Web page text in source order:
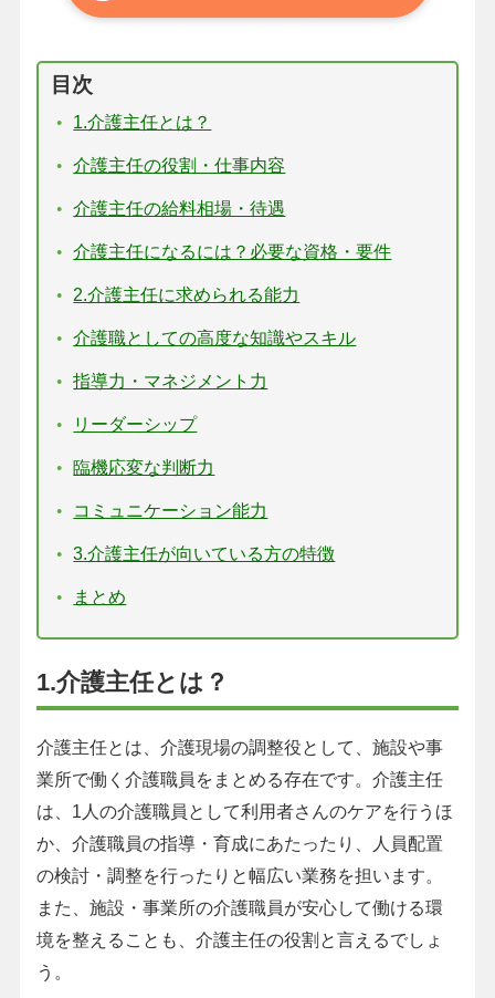
目次
1.介護主任とは？
介護主任の役割・仕事内容
介護主任の給料相場・待遇
介護主任になるには？必要な資格・要件
2.介護主任に求められる能力
介護職としての高度な知識やスキル
指導力・マネジメント力
リーダーシップ
臨機応変な判断力
コミュニケーション能力
3.介護主任が向いている方の特徴
まとめ
1.介護主任とは？
介護主任とは、介護現場の調整役として、施設や事
業所で働く介護職員をまとめる存在です。介護主任
は、1人の介護職員として利用者さんのケアを行うほ
か、介護職員の指導・育成にあたったり、人員配置
の検討・調整を行ったりと幅広い業務を担います。
また、施設・事業所の介護職員が安心して働ける環
境を整えることも、介護主任の役割と言えるでしょ
う。